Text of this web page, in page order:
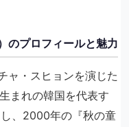
のプロフィールと魅力
ャ・スヒョンを演じた
まれの韓国を代表す
、2000年の『秋の童